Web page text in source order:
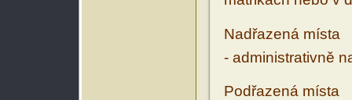
Nadřazená místa
- administrativně
Podřazená místa